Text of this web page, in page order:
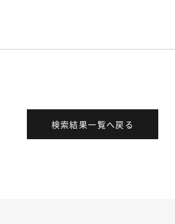
検索結果一覧へ戻る